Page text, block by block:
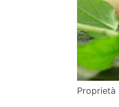
Proprietà